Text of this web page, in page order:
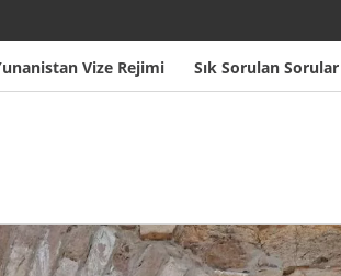
Vize Rejimi Sık Sorulan Sorular